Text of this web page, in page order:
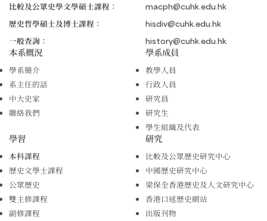
比較及公眾史學文學碩士課程：
macph@cuhk.edu.hk
歷史哲學碩士及博士課程：
hisdiv@cuhk.edu.hk
一般查詢：
history@cuhk.edu.hk
本系概況
學系簡介
系主任的話
中大史家
聯絡我們
學系成員
教學人員
行政人員
研究員
研究生
學生組織及代表
學習
本科課程
歷史文學士課程
公眾歷史
雙主修課程
副修課程
研究
比較及公眾歷史研究中心
中國歷史研究中心
梁保全香港歷史及人文研究中心
香港口述歷史網站
出版刊物